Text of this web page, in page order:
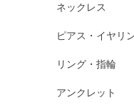
グリーンア
ケープアメ
ル
ネックレス
ピアス・イヤリ
リング・指輪
アンクレット